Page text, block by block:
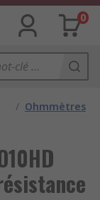
0
/ Ohmmètres